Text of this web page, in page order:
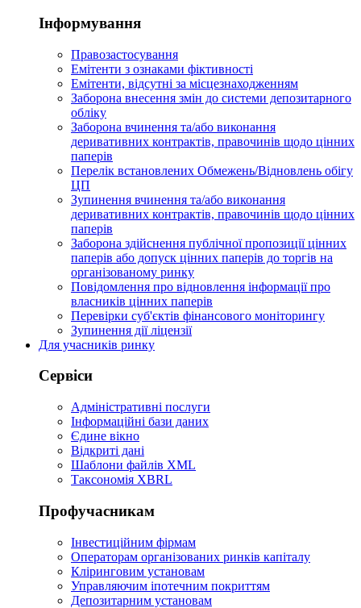
Інформування
Правозастосування
Емітенти з ознаками фіктивності
Eмітенти, відсутні за місцезнаходженням
Заборона внесення змін до системи депозитарного
обліку
Заборона вчинення та/або виконання
деривативних контрактів, правочинів щодо цінних
паперів
Перелік встановлених Обмежень/Відновлень обігу
ЦП
Зупинення вчинення та/або виконання
деривативних контрактів, правочинів щодо цінних
паперів
Заборона здійснення публічної пропозиції цінних
паперів або допуск цінних паперів до торгів на
організованому ринку
Повідомлення про відновлення інформації про
власників цінних паперів
Перевірки суб'єктів фінансового моніторингу
Зупинення дії ліцензії
Для учасників ринку
Сервіси
Адміністративні послуги
Інформаційні бази даних
Єдине вікно
Відкриті дані
Шаблони файлів XML
Таксономія XBRL
Профучасникам
Інвестиційним фірмам
Операторам організованих ринків капіталу
Кліринговим установам
Управляючим іпотечним покриттям
Депозитарним установам